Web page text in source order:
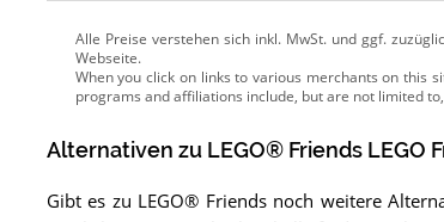
Alle Preise verstehen sich inkl. MwSt. und ggf.
Webseite.
Alternativen zu LEGO® Friends LEGO
Gibt es zu LEGO® Friends noch weitere